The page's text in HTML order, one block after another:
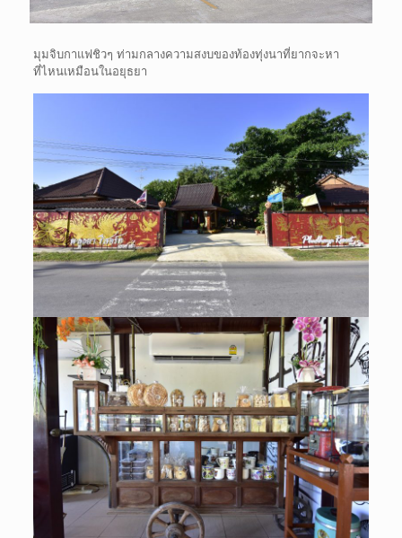
มุมจิบกาแฟชิวๆ ท่ามกลางความสงบของท้องทุ่งนาที่ยากจะหา
ที่ไหนเหมือนในอยุธยา